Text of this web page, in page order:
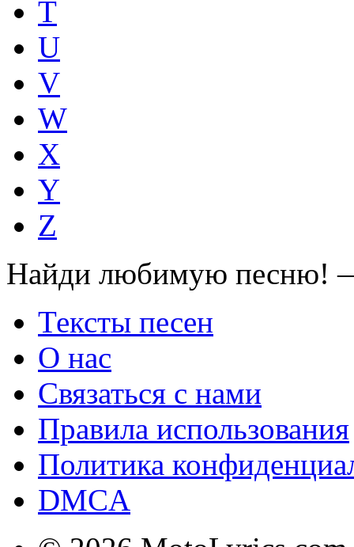
T
U
V
W
X
Y
Z
Найди любимую песню!
Тексты песен
О нас
Связаться с нами
Правила использования
Политика
DMCA